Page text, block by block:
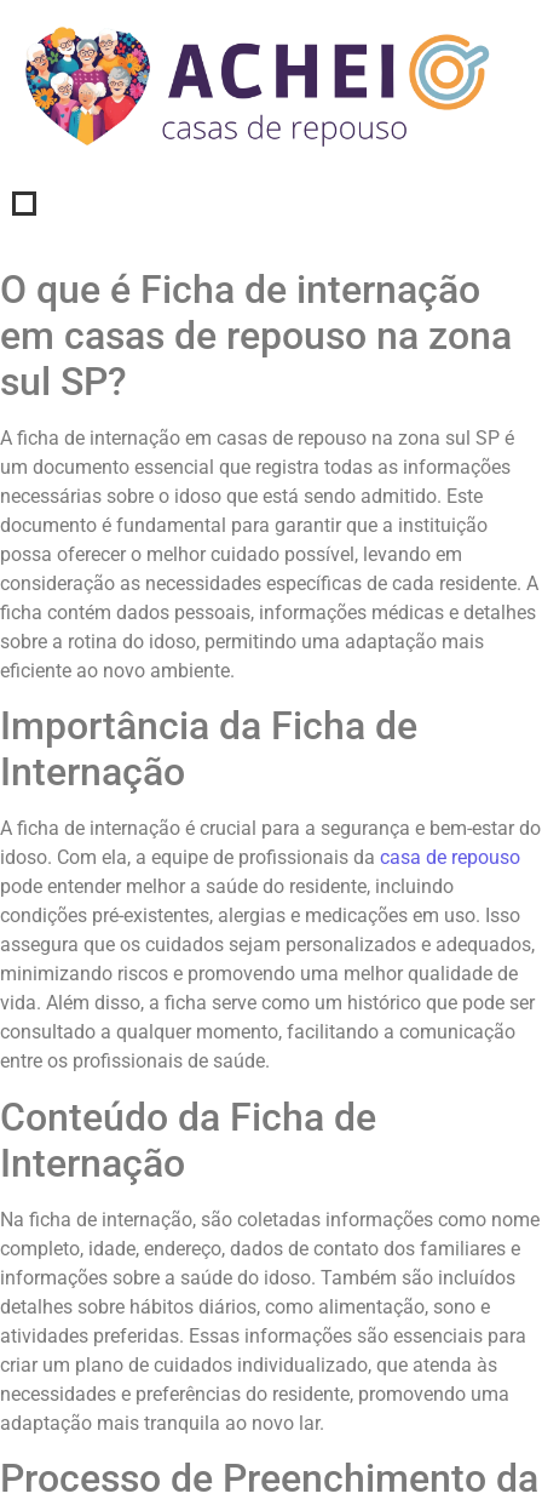
O que é Ficha de internação
em casas de repouso na zona
sul SP?
A ficha de internação em casas de repouso na zona sul SP é
um documento essencial que registra todas as informações
necessárias sobre o idoso que está sendo admitido. Este
documento é fundamental para garantir que a instituição
possa oferecer o melhor cuidado possível, levando em
consideração as necessidades específicas de cada residente. A
ficha contém dados pessoais, informações médicas e detalhes
sobre a rotina do idoso, permitindo uma adaptação mais
eficiente ao novo ambiente.
Importância da Ficha de
Internação
A ficha de internação é crucial para a segurança e bem-estar do
idoso. Com ela, a equipe de profissionais da casa de repouso
pode entender melhor a saúde do residente, incluindo
condições pré-existentes, alergias e medicações em uso. Isso
assegura que os cuidados sejam personalizados e adequados,
minimizando riscos e promovendo uma melhor qualidade de
vida. Além disso, a ficha serve como um histórico que pode ser
consultado a qualquer momento, facilitando a comunicação
entre os profissionais de saúde.
Conteúdo da Ficha de
Internação
Na ficha de internação, são coletadas informações como nome
completo, idade, endereço, dados de contato dos familiares e
informações sobre a saúde do idoso. Também são incluídos
detalhes sobre hábitos diários, como alimentação, sono e
atividades preferidas. Essas informações são essenciais para
criar um plano de cuidados individualizado, que atenda às
necessidades e preferências do residente, promovendo uma
adaptação mais tranquila ao novo lar.
Processo de Preenchimento da